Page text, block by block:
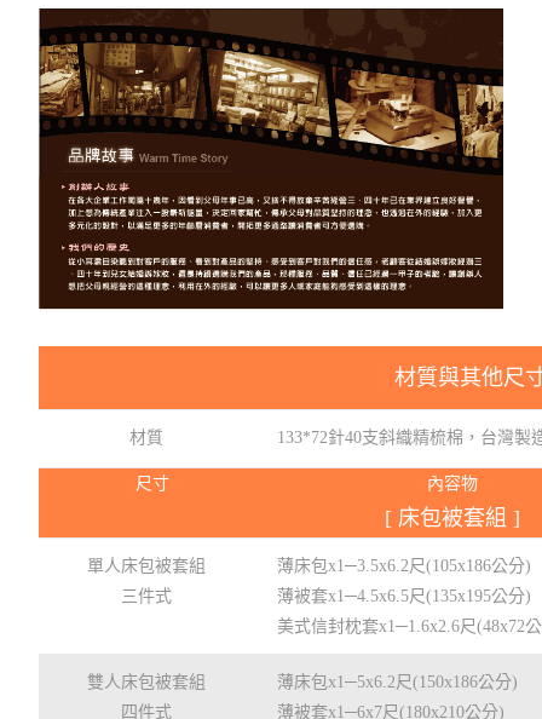
材質與其他尺
材質 133*72針40支斜織精梳棉，台灣製
尺寸 內容物
[ 床包被套組 ]
單人床包被套組
三件式
薄床包x1─3.5x6.2尺(105x186公分)
薄被套x1─4.5x6.5尺(135x195公分)
美式信封枕套x1─1.6x2.6尺(48x72
雙人床包被套組
四件式
薄床包x1─5x6.2尺(150x186公分)
薄被套x1─6x7尺(180x210公分)